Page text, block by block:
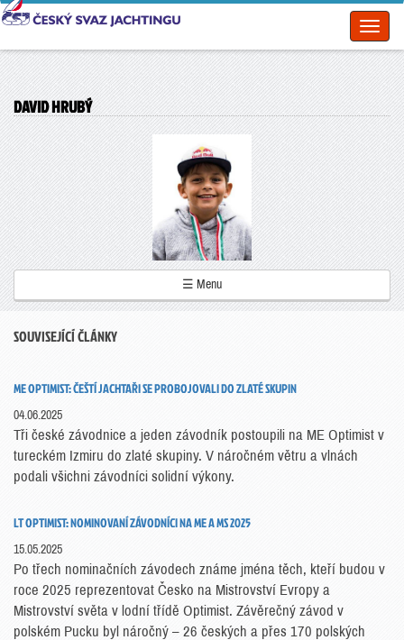
DAVID HRUBÝ
☰ Menu
SOUVISEJÍCÍ ČLÁNKY
ME OPTIMIST: ČEŠTÍ JACHTAŘI SE PROBOJOVALI DO ZLATÉ SKUPIN
04.06.2025
Tři české závodnice a jeden závodník postoupili na ME Optimist v
tureckém Izmiru do zlaté skupiny. V náročném větru a vlnách
podali všichni závodníci solidní výkony.
LT OPTIMIST: NOMINOVANÍ ZÁVODNÍCI NA ME A MS 2025
15.05.2025
Po třech nominačních závodech známe jména těch, kteří budou v
roce 2025 reprezentovat Česko na Mistrovství Evropy a
Mistrovství světa v lodní třídě Optimist. Závěrečný závod v
polském Pucku byl náročný – 26 českých a přes 170 polských